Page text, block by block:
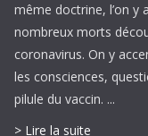
même doctrine, l’on y
nombreux morts
coronavirus. On y
les consciences,
pilule du vaccin. ...
> Lire la suite